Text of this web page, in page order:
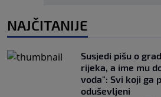
NAJČITANIJE
Susjedi pišu o
rijeka, a ime mu
voda": Svi koji ga
oduševljeni